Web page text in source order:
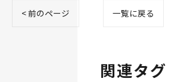
< 前のページ 一覧に戻る
関連タグ